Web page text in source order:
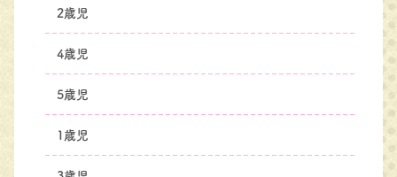
2歳児
4歳児
5歳児
1歳児